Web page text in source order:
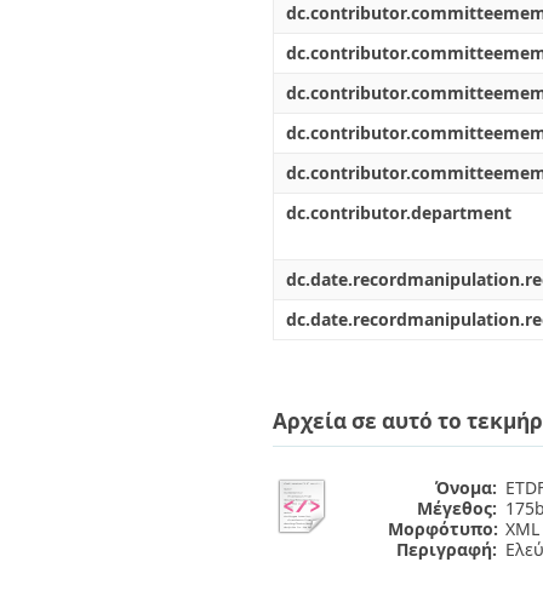
dc.contributor.department
Αρχεία σε αυτό το
Όνομα:
Μέγεθος:
Μορφότυπο: XML
Περιγραφή: